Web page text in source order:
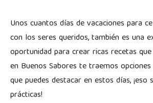
Unos cuantos días de vacaciones para
con los seres queridos, también es una
oportunidad para crear ricas recetas
en Buenos Sabores te traemos
que puedes destacar en estos días, ¡eso
prácticas!